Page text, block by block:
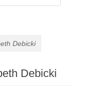
Debicki
Debicki